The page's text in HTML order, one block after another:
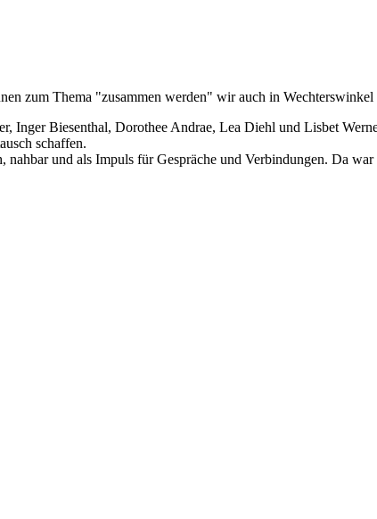
zum Thema "zusammen werden" wir auch in Wechterswinkel
Inger Biesenthal, Dorothee Andrae, Lea Diehl und Lisbet
schaffen.
und als Impuls für Gespräche und Verbindungen. Da war